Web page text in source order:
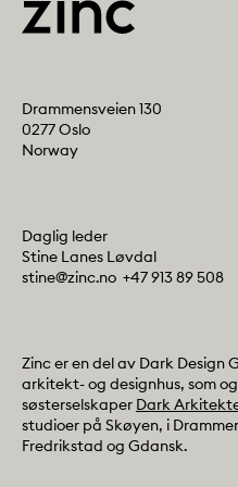
Address
Drammensveien 130
0277 Oslo
Norway
Contact info
Daglig leder
Stine Lanes Løvdal
E-post:
stine@zinc.no
Telefon: +47 913 89 508
Colophone
Zinc er en del av Dark Design
arkitekt- og designhus, som
søsterselskaper Dark
studioer på Skøyen, i
Fredrikstad og Gdansk.